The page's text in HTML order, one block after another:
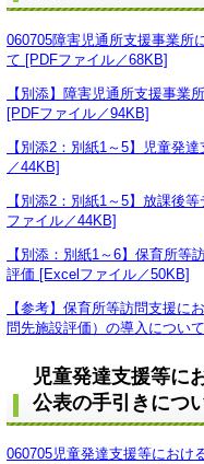
060705障害児通所支援事業所
て [PDFファイル／68KB]
【別添】障害児通所支援事業
[PDFファイル／94KB]
【別添2：別紙1～5】児童発
／44KB]
【別添2：別紙1～5】放課後
ファイル／44KB]
【別添：別紙1～6】保育所等
評価 [Excelファイル／50KB]
【参考】保育所等訪問支援に
問先施設評価）の導入につい
児童発達支援等に
公表の手引きにつ
060705児童発達支援等におけ